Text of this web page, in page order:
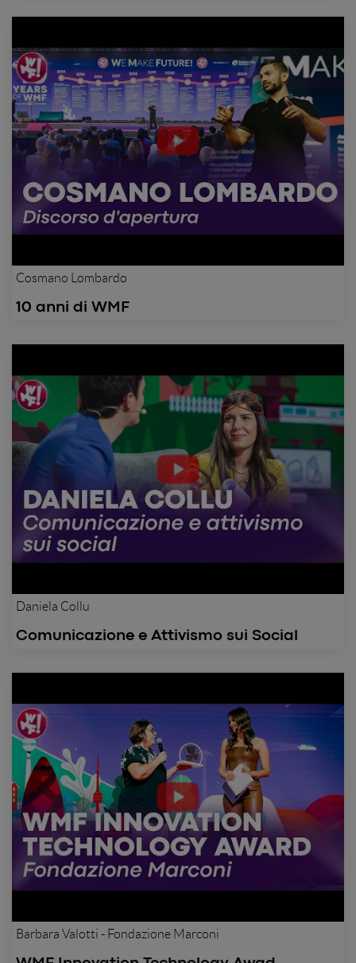
Cosmano Lombardo
10 anni di WMF
Daniela Collu
Comunicazione e Attivismo sui Social
Barbara Valotti - Fondazione Marconi